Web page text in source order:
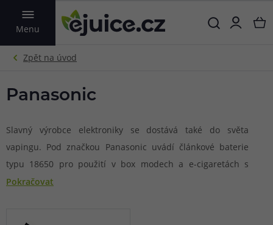
Menu
VYHLEDAT
Panasonic
Slavný výrobce elektroniky se dostává také do světa
vapingu. Pod značkou Panasonic uvádí článkové baterie
typu 18650 pro použití v box modech a e-cigaretách s
podporou tohoto typu baterií. Díky své vyšší kapacitě a
Pokračovat